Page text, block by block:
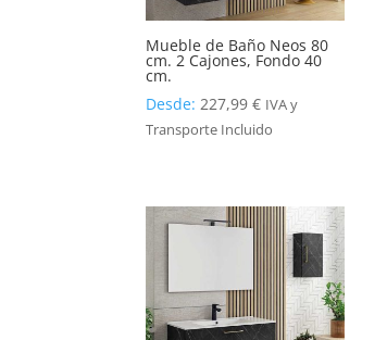
Mueble de Baño Neos 80
cm. 2 Cajones, Fondo 40
cm.
Desde:227,99€ IVA y
Transporte Incluido